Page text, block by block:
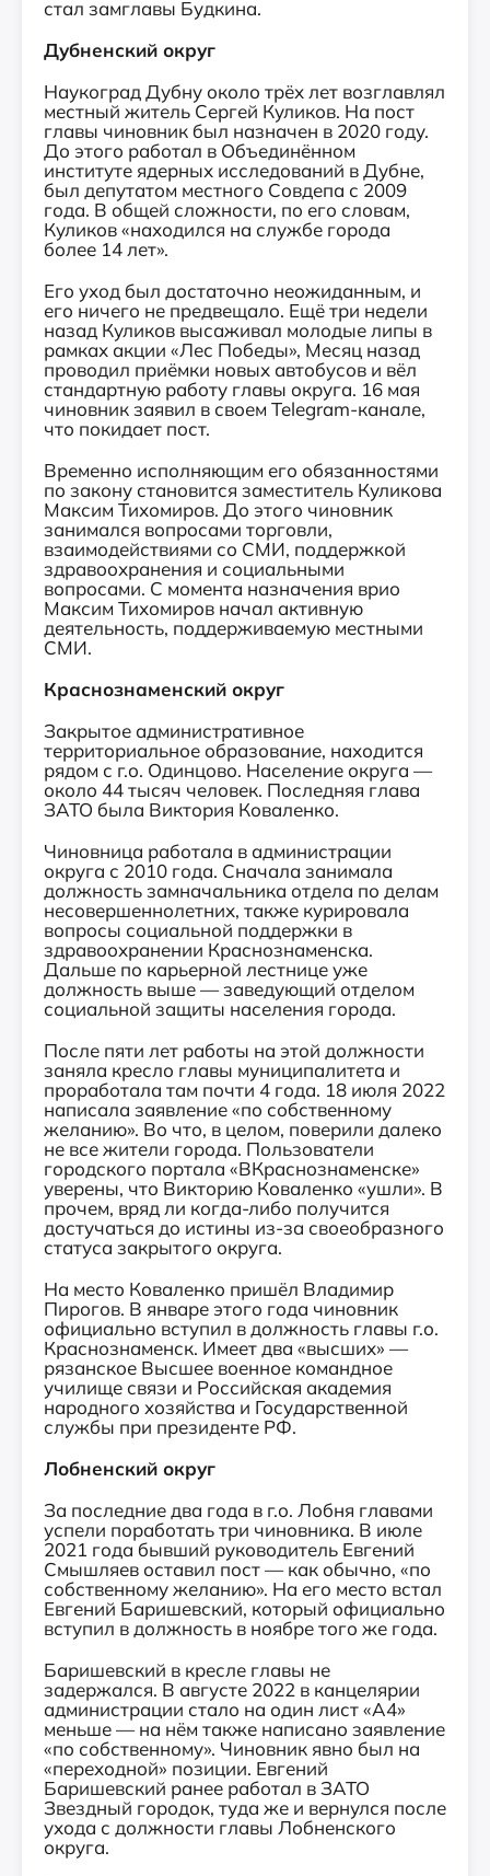
стал замглавы Будкина.
Дубненский округ
Наукоград Дубну около трёх лет возглавлял
местный житель Сергей Куликов. На пост
главы чиновник был назначен в 2020 году.
До этого работал в Объединённом
институте ядерных исследований в Дубне,
был депутатом местного Совдепа с 2009
года. В общей сложности, по его словам,
Куликов «находился на службе города
более 14 лет».
Его уход был достаточно неожиданным, и
его ничего не предвещало. Ещё три недели
назад Куликов высаживал молодые липы в
рамках акции «Лес Победы», Месяц назад
проводил приёмки новых автобусов и вёл
стандартную работу главы округа. 16 мая
чиновник заявил в своем Telegram-канале,
что покидает пост.
Временно исполняющим его обязанностями
по закону становится заместитель Куликова
Максим Тихомиров. До этого чиновник
занимался вопросами торговли,
взаимодействиями со СМИ, поддержкой
здравоохранения и социальными
вопросами. С момента назначения врио
Максим Тихомиров начал активную
деятельность, поддерживаемую местными
СМИ.
Краснознаменский округ
Закрытое административное
территориальное образование, находится
рядом с г.о. Одинцово. Население округа —
около 44 тысяч человек. Последняя глава
ЗАТО была Виктория Коваленко.
Чиновница работала в администрации
округа с 2010 года. Сначала занимала
должность замначальника отдела по делам
несовершеннолетних, также курировала
вопросы социальной поддержки в
здравоохранении Краснознаменска.
Дальше по карьерной лестнице уже
должность выше — заведующий отделом
социальной защиты населения города.
После пяти лет работы на этой должности
заняла кресло главы муниципалитета и
проработала там почти 4 года. 18 июля 2022
написала заявление «по собственному
желанию». Во что, в целом, поверили далеко
не все жители города. Пользователи
городского портала «ВКраснознаменске»
уверены, что Викторию Коваленко «ушли». В
прочем, вряд ли когда-либо получится
достучаться до истины из-за своеобразного
статуса закрытого округа.
На место Коваленко пришёл Владимир
Пирогов. В январе этого года чиновник
официально вступил в должность главы г.о.
Краснознаменск. Имеет два «высших» —
рязанское Высшее военное командное
училище связи и Российская академия
народного хозяйства и Государственной
службы при президенте РФ.
Лобненский округ
За последние два года в г.о. Лобня главами
успели поработать три чиновника. В июле
2021 года бывший руководитель Евгений
Смышляев оставил пост — как обычно, «по
собственному желанию». На его место встал
Евгений Баришевский, который официально
вступил в должность в ноябре того же года.
Баришевский в кресле главы не
задержался. В августе 2022 в канцелярии
администрации стало на один лист «А4»
меньше — на нём также написано заявление
«по собственному». Чиновник явно был на
«переходной» позиции. Евгений
Баришевский ранее работал в ЗАТО
Звездный городок, туда же и вернулся после
ухода с должности главы Лобненского
округа.